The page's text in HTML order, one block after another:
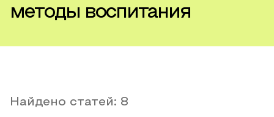
методы воспитания
Найдено статей: 8